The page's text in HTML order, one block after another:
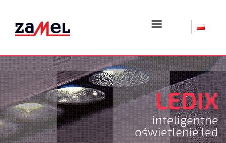
☰
LEDIX
inteligentne
oświetlenie led